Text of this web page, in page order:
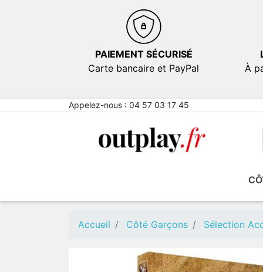
PAIEMENT SÉCURISÉ
Carte bancaire et PayPal
À
Appelez-nous : 04 57 03 17 45
NOUVEAUTÉS EN PROMOTION
NOUVEAUTÉS EN PROMOTION
Accueil Côté Garçons Sélection